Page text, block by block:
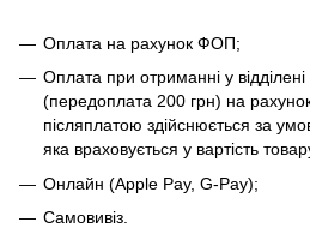
Оплата на рахунок ФОП;
Оплата при отриманні у
(передоплата 200 грн) на
післяплатою здійснюється за
яка враховується у вартість
Онлайн (Apple Pay, G-Pay);
Самовивіз.